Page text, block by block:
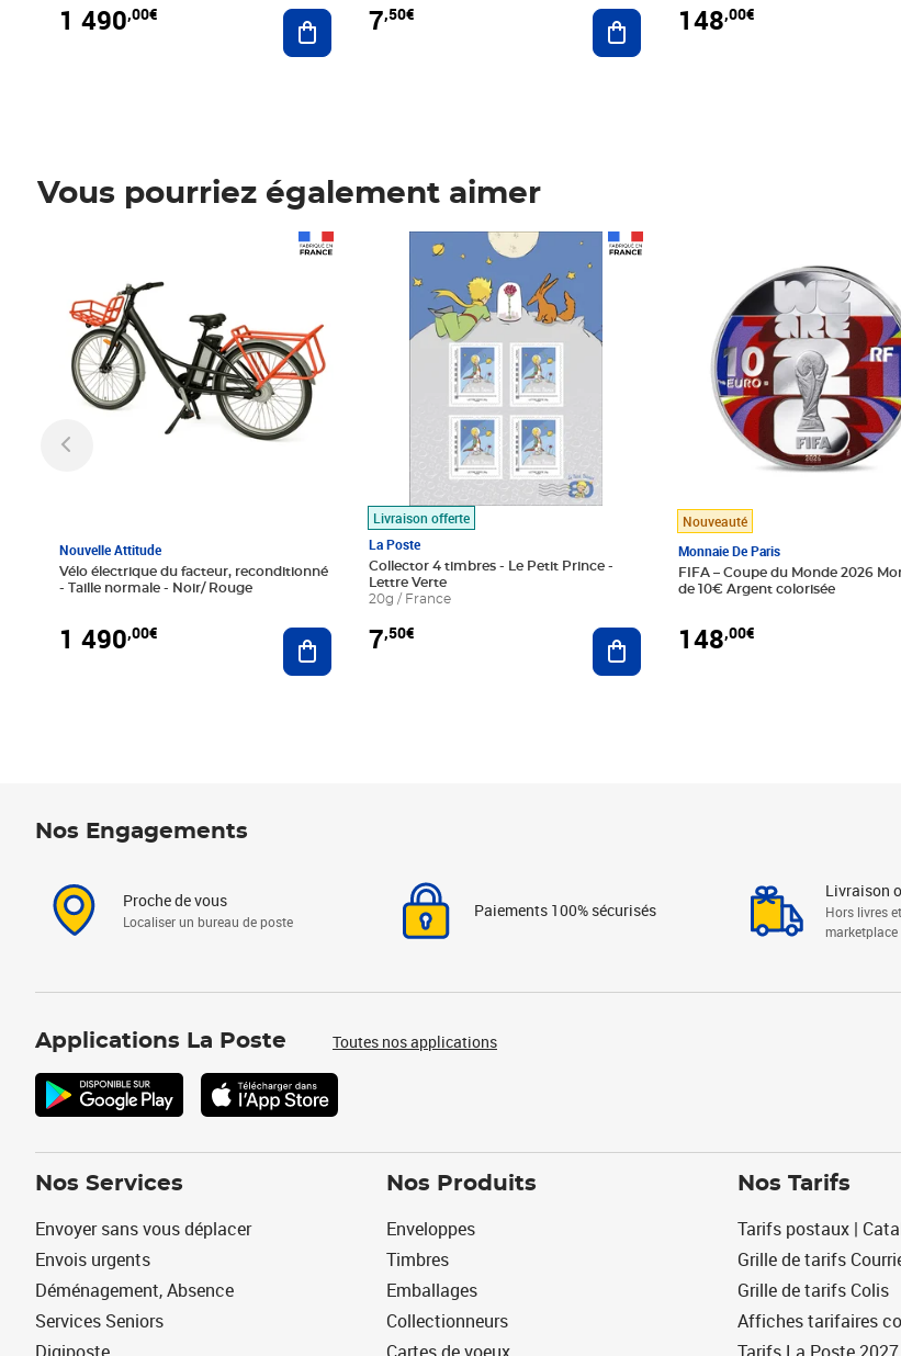
1 490,00€ Ajouter au panier
7,50€ Ajouter au panier
148,00€
Vous pourriez également aimer
Nouvelle Attitude
Vélo électrique du facteur, reconditionné
- Taille normale - Noir/ Rouge
1 490,00€ Ajouter au panier
Livraison offerte
La Poste
Collector 4 timbres - Le Petit Prince -
Lettre Verte
20g / France
7,50€
Prix 7,50€
Ajouter au panier
Nouveauté
Monnaie De Paris
FIFA – Coupe du Monde 2026
de 10€ Argent colorisée
148,00€
Nos Engagements
Proche de vous
Localiser un bureau de poste
Paiements 100% sécurisés
Livraison
Hors livres
marketplace
Applications La Poste Toutes nos applications
Nos Services
Envoyer sans vous déplacer
Envois urgents
Déménagement, Absence
Services Seniors
Nos Produits
Enveloppes
Timbres
Emballages
Collectionneurs
Nos Tarifs
Tarifs postaux |
Grille de tarifs
Grille de tarifs Colis
Affiches tarifaires